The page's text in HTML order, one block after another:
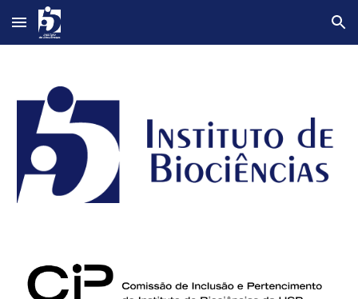
Skip to main content Skip to navigation